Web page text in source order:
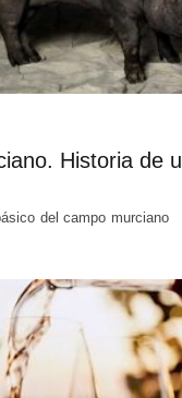
Historia de
del campo murciano